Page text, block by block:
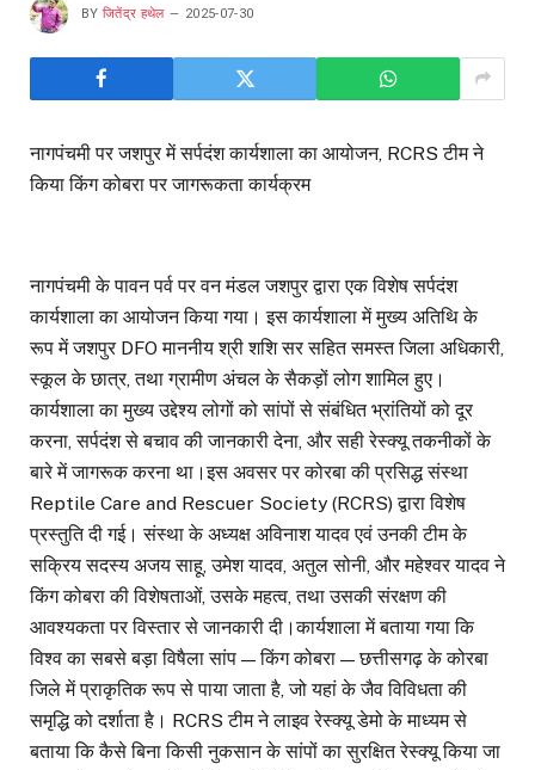
BY जितेंद्र हथेल 2025-07-30
नागपंचमी पर जशपुर में सर्पदंश कार्यशाला का आयोजन, RCRS टीम ने
किया किंग कोबरा पर जागरूकता कार्यक्रम
नागपंचमी के पावन पर्व पर वन मंडल जशपुर द्वारा एक विशेष सर्पदंश
कार्यशाला का आयोजन किया गया। इस कार्यशाला में मुख्य अतिथि के
रूप में जशपुर DFO माननीय श्री शशि सर सहित समस्त जिला अधिकारी,
स्कूल के छात्र, तथा ग्रामीण अंचल के सैकड़ों लोग शामिल हुए।
कार्यशाला का मुख्य उद्देश्य लोगों को सांपों से संबंधित भ्रांतियों को दूर
करना, सर्पदंश से बचाव की जानकारी देना, और सही रेस्क्यू तकनीकों के
बारे में जागरूक करना था।इस अवसर पर कोरबा की प्रसिद्ध संस्था
Reptile Care and Rescuer Society (RCRS) द्वारा विशेष
प्रस्तुति दी गई। संस्था के अध्यक्ष अविनाश यादव एवं उनकी टीम के
सक्रिय सदस्य अजय साहू, उमेश यादव, अतुल सोनी, और महेश्वर यादव ने
किंग कोबरा की विशेषताओं, उसके महत्व, तथा उसकी संरक्षण की
आवश्यकता पर विस्तार से जानकारी दी।कार्यशाला में बताया गया कि
विश्व का सबसे बड़ा विषैला सांप — किंग कोबरा — छत्तीसगढ़ के कोरबा
जिले में प्राकृतिक रूप से पाया जाता है, जो यहां के जैव विविधता की
समृद्धि को दर्शाता है। RCRS टीम ने लाइव रेस्क्यू डेमो के माध्यम से
बताया कि कैसे बिना किसी नुकसान के सांपों का सुरक्षित रेस्क्यू किया जा